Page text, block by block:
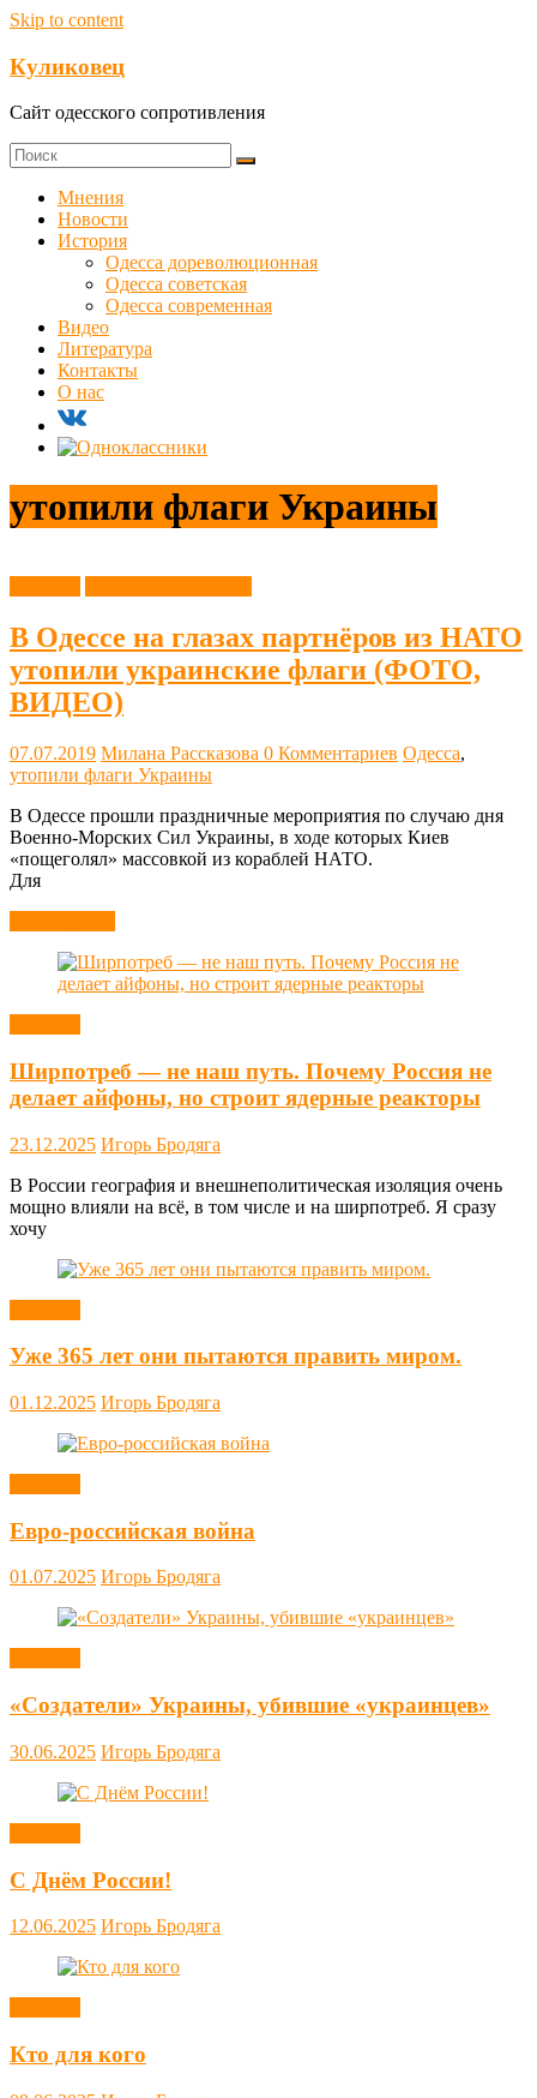
Skip to content
Куликовец
Сайт одесского сопротивления
Мнения
Новости
История
Одесса дореволюционная
Одесса советская
Одесса современная
Видео
Литература
Контакты
О нас
утопили флаги Украины
В Одессе на глазах партнёров из НАТО
утопили украинские флаги (ФОТО,
ВИДЕО)
07.07.2019 Милана Рассказова 0 Комментариев Одесса,
утопили флаги Украины
В Одессе прошли праздничные мероприятия по случаю дня
Военно-Морских Сил Украины, в ходе которых Киев
«пощеголял» массовкой из кораблей НАТО.
Для
Ширпотреб — не наш путь. Почему Россия не
делает айфоны, но строит ядерные реакторы
23.12.2025 Игорь Бродяга
В России география и внешнеполитическая изоляция очень
мощно влияли на всё, в том числе и на ширпотреб. Я сразу
хочу
Уже 365 лет они пытаются править миром.
01.12.2025 Игорь Бродяга
Евро-российская война
01.07.2025 Игорь Бродяга
«Создатели» Украины, убившие «украинцев»
30.06.2025 Игорь Бродяга
С Днём России!
12.06.2025 Игорь Бродяга
Кто для кого